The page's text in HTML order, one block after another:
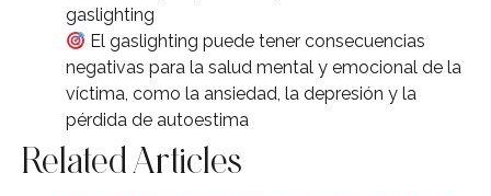
gaslighting
El gaslighting puede tener consecuencias
negativas para la salud mental y emocional de la
víctima, como la ansiedad, la depresión y la
pérdida de autoestima
Related Articles